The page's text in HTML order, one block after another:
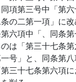
項第三号中「第六
の二第一項」に改
六項中「、同条
は「第三十七条
号」と、同条第八
三十七条第六項